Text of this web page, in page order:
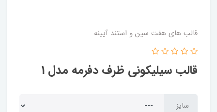
قالب های هفت سین و استند آیینه
قالب سیلیکونی ظرف دفرمه مدل 1
سایز